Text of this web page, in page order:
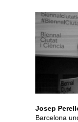
Josep
Barcelona